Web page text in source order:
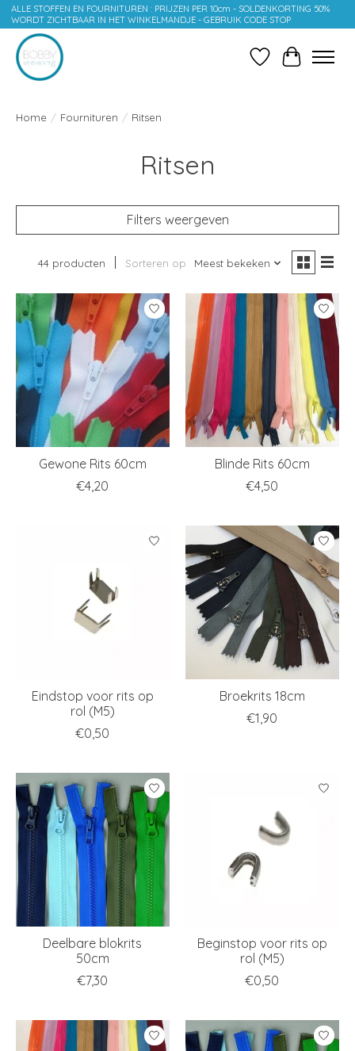
ALLE STOFFEN EN FOURNITUREN : PRIJZEN PER 10cm - SOLDENKORTING 50%
WORDT ZICHTBAAR IN HET WINKELMANDJE - GEBRUIK CODE STOP
Verlanglijst
Home / Fournituren / Ritsen
Ritsen
Filters weergeven
44 producten Sorteren op Meest bekeken
Gewone Rits 60cm
€4,20
Blinde Rits 60cm
€4,50
Eindstop voor rits op
rol (M5)
€0,50
Broekrits 18cm
€1,90
Deelbare blokrits
50cm
€7,30
Beginstop voor rits op
rol (M5)
€0,50